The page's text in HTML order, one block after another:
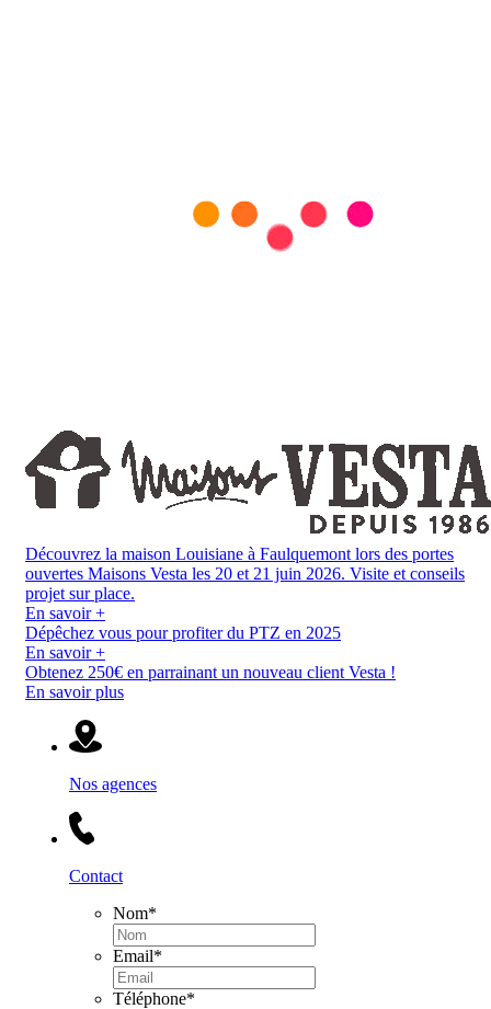
Découvrez la maison Louisiane à Faulquemont lors des portes
ouvertes Maisons Vesta les 20 et 21 juin 2026. Visite et conseils
projet sur place.
En savoir +
Dépêchez vous pour profiter du PTZ en 2025
En savoir +
Obtenez 250€ en parrainant un nouveau client Vesta !
En savoir plus
Nos agences
Contact
Nom*
Email*
Téléphone*